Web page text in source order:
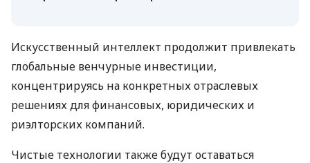
Искусственный интеллект продолжит привлекать
глобальные венчурные инвестиции,
концентрируясь на конкретных отраслевых
решениях для финансовых, юридических и
риэлторских компаний.
Чистые технологии также будут оставаться